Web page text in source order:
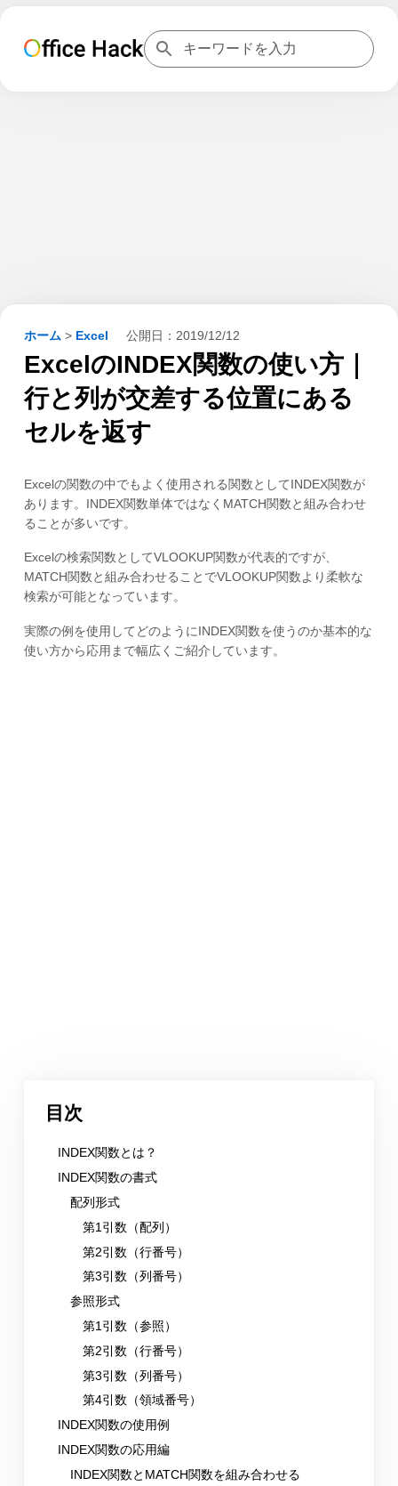
ホーム > Excel 公開日： 2019/12/12
ExcelのINDEX関数の使い方｜
行と列が交差する位置にある
セルを返す
Excelの関数の中でもよく使用される関数としてINDEX関数が
あります。INDEX関数単体ではなくMATCH関数と組み合わせ
ることが多いです。
Excelの検索関数としてVLOOKUP関数が代表的ですが、
MATCH関数と組み合わせることでVLOOKUP関数より柔軟な
検索が可能となっています。
実際の例を使用してどのようにINDEX関数を使うのか基本的な
使い方から応用まで幅広くご紹介しています。
目次
INDEX関数とは？
INDEX関数の書式
配列形式
第1引数（配列）
第2引数（行番号）
第3引数（列番号）
参照形式
第1引数（参照）
第2引数（行番号）
第3引数（列番号）
第4引数（領域番号）
INDEX関数の使用例
INDEX関数の応用編
INDEX関数とMATCH関数を組み合わせる